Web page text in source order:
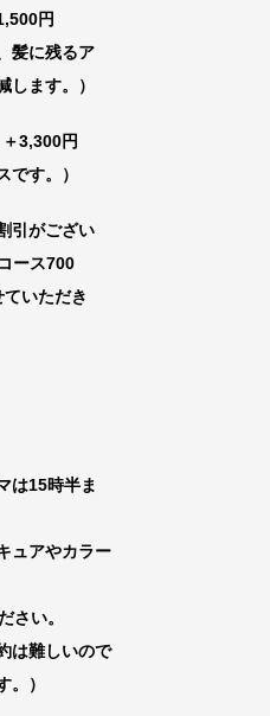
円
髪に残るア
します。）
3,300円
です。）
引がござい
ース700
いただき
は15時半ま
ュアやカラー
さい。
は難しいので
。）